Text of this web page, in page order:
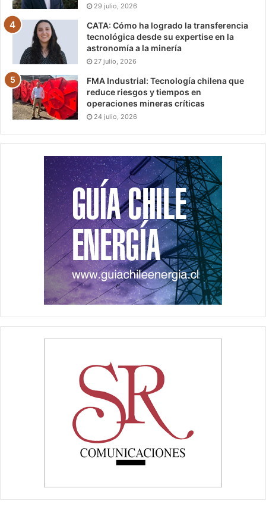
29 julio, 2026
CATA: Cómo ha logrado la transferencia
tecnológica desde su expertise en la
astronomía a la minería
27 julio, 2026
FMA Industrial: Tecnología chilena que
reduce riesgos y tiempos en
operaciones mineras críticas
24 julio, 2026